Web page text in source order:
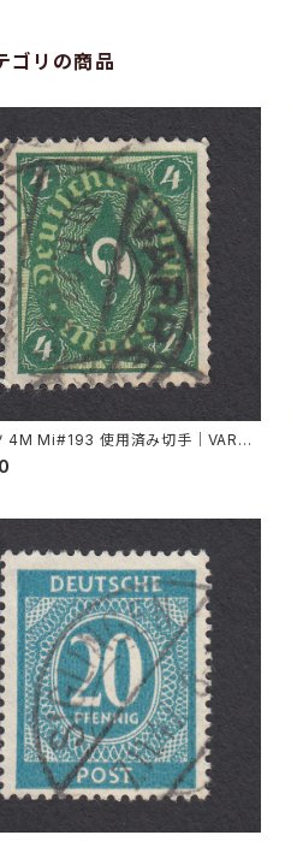
ゴリの商品
4M Mi#193 使用済み切手｜VARRE